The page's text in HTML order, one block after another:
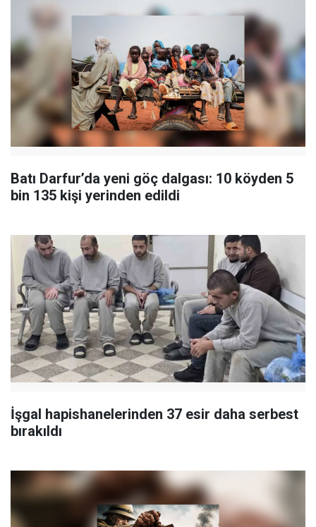
Batı Darfur’da yeni göç dalgası: 10 köyden 5
bin 135 kişi yerinden edildi
İşgal hapishanelerinden 37 esir daha serbest
bırakıldı